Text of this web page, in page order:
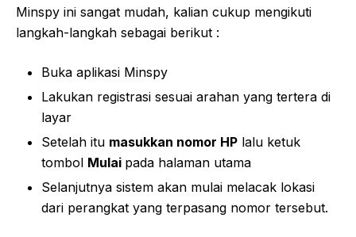
Minspy ini sangat mudah, kalian cukup mengikuti
langkah-langkah sebagai berikut :
Buka aplikasi Minspy
Lakukan registrasi sesuai arahan yang tertera di
layar
Setelah itu masukkan nomor HP lalu ketuk
tombol Mulai pada halaman utama
Selanjutnya sistem akan mulai melacak lokasi
dari perangkat yang terpasang nomor tersebut.